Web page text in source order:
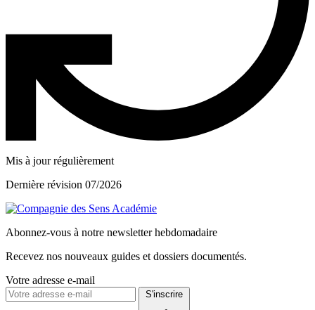
Mis à jour régulièrement
Dernière révision 07/2026
Abonnez-vous à notre newsletter hebdomadaire
Recevez nos nouveaux guides et dossiers documentés.
Votre adresse e-mail
S'inscrire